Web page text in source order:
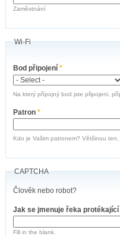
Zaměstnání
Wi-Fi
Bod připojení*
Na který přípojný bod jste připojeni,
Patron*
Kdo je Vašim patronem? Většinou
CAPTCHA
Člověk nebo robot?
Jak se jmenuje řeka
Fill in the blank.